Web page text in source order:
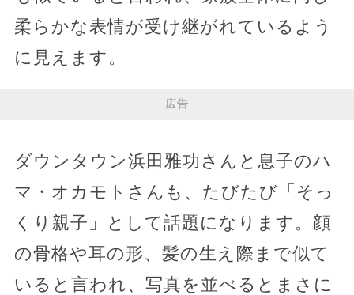
柔らかな表情が受け継がれているよう
に見えます。
広告
ダウンタウン浜田雅功さんと息子のハ
マ・オカモトさんも、たびたび「そっ
くり親子」として話題になります。顔
の骨格や耳の形、髪の生え際まで似て
いると言われ、写真を並べるとまさに